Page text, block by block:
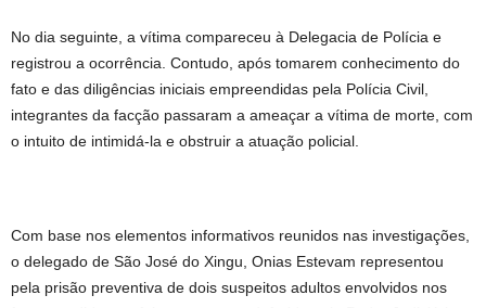
No dia seguinte, a vítima compareceu à Delegacia de Polícia e
registrou a ocorrência. Contudo, após tomarem conhecimento do
fato e das diligências iniciais empreendidas pela Polícia Civil,
integrantes da facção passaram a ameaçar a vítima de morte, com
o intuito de intimidá-la e obstruir a atuação policial.
Com base nos elementos informativos reunidos nas investigações,
o delegado de São José do Xingu, Onias Estevam representou
pela prisão preventiva de dois suspeitos adultos envolvidos nos